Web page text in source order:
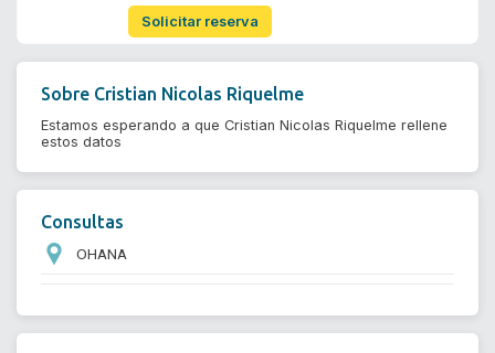
¿Eres un doctor?
Solicitar reserva
Sobre Cristian Nicolas Riquelme
Estamos esperando a que Cristian Nicolas Riquelme rellene
estos datos
Consultas
OHANA